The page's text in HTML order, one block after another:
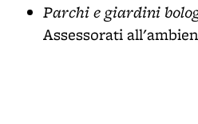
Parchi e giardini
Assessorati